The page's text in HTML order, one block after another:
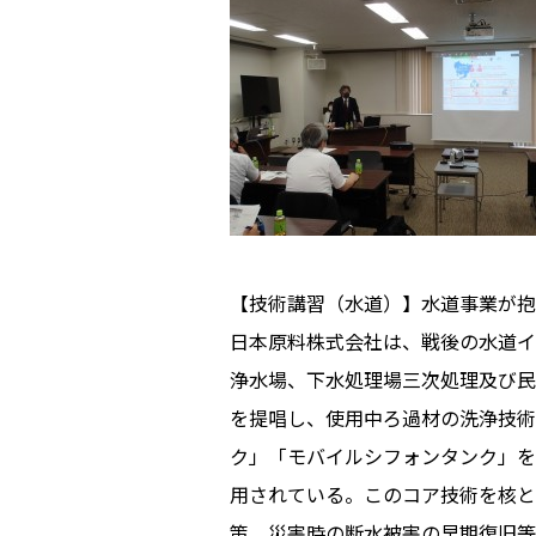
【技術講習（水道）】水道事業が
日本原料株式会社は、戦後の水道
浄水場、下水処理場三次処理及び
を提唱し、使用中ろ過材の洗浄技
ク」「モバイルシフォンタンク」
用されている。このコア技術を核